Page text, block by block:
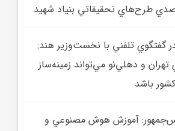
گفتگوي تلفني با نخست‌وزير هند:
و دهلي‌نو مي‌تواند زمينه‌ساز
باشد
آموزش هوش مصنوعي و